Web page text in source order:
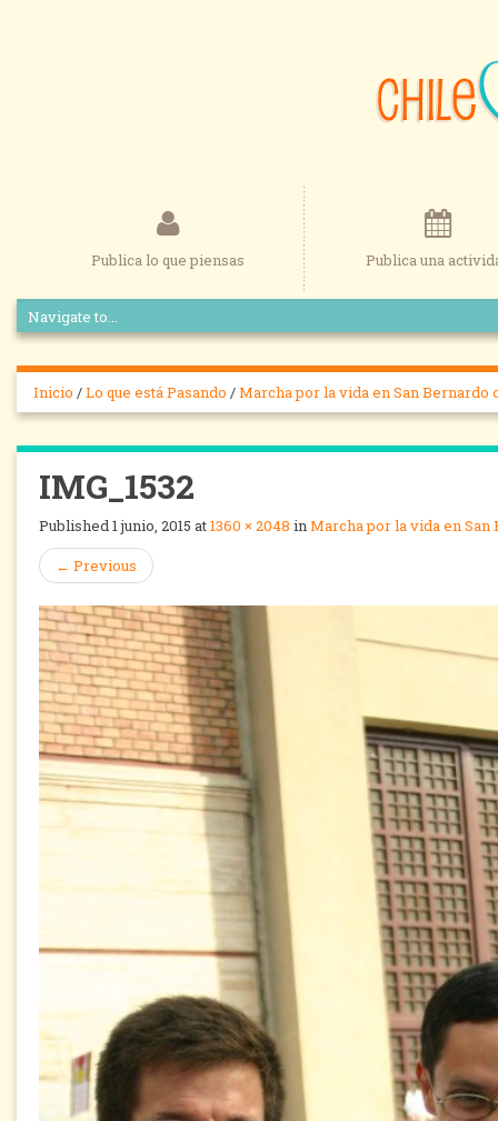
Publica lo que piensas Publica una
Inicio /Lo que está Pasando /Marcha por la vida en San Bernardo
IMG_1532
Published1 junio, 2015 at1360 × 2048 inMarcha por la vida en
← Previous